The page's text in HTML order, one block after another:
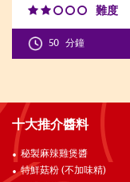
難度
50 分鐘
十大推介醬料
秘製麻辣雞煲醬
特鮮菇粉 (不加味精)